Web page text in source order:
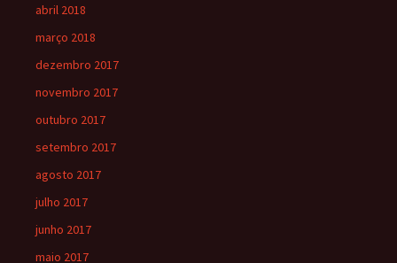
abril 2018
março 2018
dezembro 2017
novembro 2017
outubro 2017
setembro 2017
agosto 2017
julho 2017
junho 2017
maio 2017